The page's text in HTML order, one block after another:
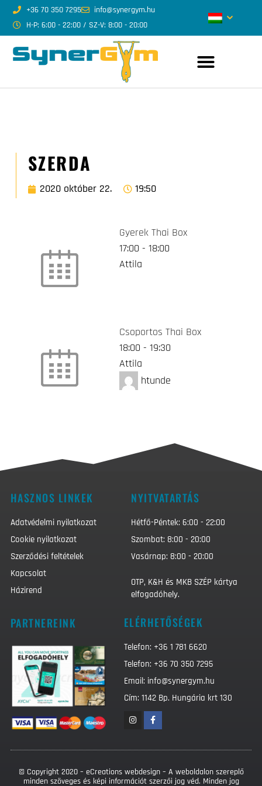
+36 70 350 7295
info@synergym.hu
H-P: 6:00 - 22:00 / SZ-V: 8:00 - 20:00
SZERDA
2020 október 22. 19:50
Gyerek Thai Box
17:00 - 18:00
Attila
Csoportos Thai Box
18:00 - 19:30
Attila
htunde
HASZNOS LINKEK
Adatvédelmi nyilatkozat
Cookie nyilatkozat
Szerződési feltételek
Kapcsolat
Házirend
NYITVATARTÁS
Hétfő-Péntek: 6:00 - 22:00
Szombat: 8:00 - 20:00
Vasárnap: 8:00 - 20:00
OTP, K&H és MKB SZÉP kártya
elfogadóhely.
PARTNEREINK ELÉRHETŐSÉGEK
Telefon: +36 1 781 6620
Telefon: +36 70 350 7295
Email: info@synergym.hu
Cím: 1142 Bp. Hungária krt 130
© Copyright 2020 – eCreations webdesign – A weboldalon szereplő
minden szöveges és képi információt szerzői jog véd. Minden jog